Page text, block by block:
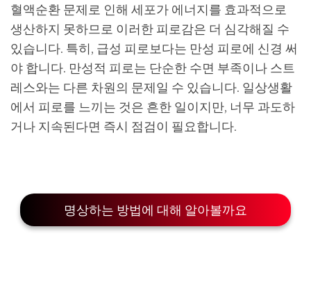
혈액순환 문제로 인해 세포가 에너지를 효과적으로
생산하지 못하므로 이러한 피로감은 더 심각해질 수
있습니다. 특히, 급성 피로보다는 만성 피로에 신경 써
야 합니다. 만성적 피로는 단순한 수면 부족이나 스트
레스와는 다른 차원의 문제일 수 있습니다. 일상생활
에서 피로를 느끼는 것은 흔한 일이지만, 너무 과도하
거나 지속된다면 즉시 점검이 필요합니다.
명상하는 방법에 대해 알아볼까요